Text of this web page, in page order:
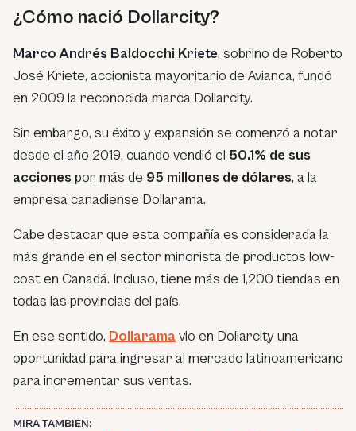
¿Cómo nació Dollarcity?
Marco Andrés Baldocchi Kriete, sobrino de Roberto
José Kriete, accionista mayoritario de Avianca, fundó
en 2009 la reconocida marca Dollarcity.
Sin embargo, su éxito y expansión se comenzó a notar
desde el año 2019, cuando vendió el 50.1% de sus
acciones por más de 95 millones de dólares, a la
empresa canadiense Dollarama.
Cabe destacar que esta compañía es considerada la
más grande en el sector minorista de productos low-
cost en Canadá. Incluso, tiene más de 1,200 tiendas en
todas las provincias del país.
En ese sentido, Dollarama vio en Dollarcity una
oportunidad para ingresar al mercado latinoamericano
para incrementar sus ventas.
MIRA TAMBIÉN: